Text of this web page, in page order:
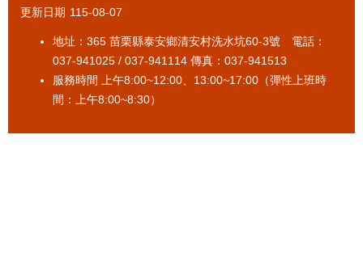
更新日期 115-08-07
地址：365 苗栗縣泰安鄉清安村洗水坑60-3號 電話：
037-941025 / 037-941114 傳真：037-941513
服務時間 上午8:00~12:00、13:00~17:00（彈性上班時
間：上午8:00~8:30）